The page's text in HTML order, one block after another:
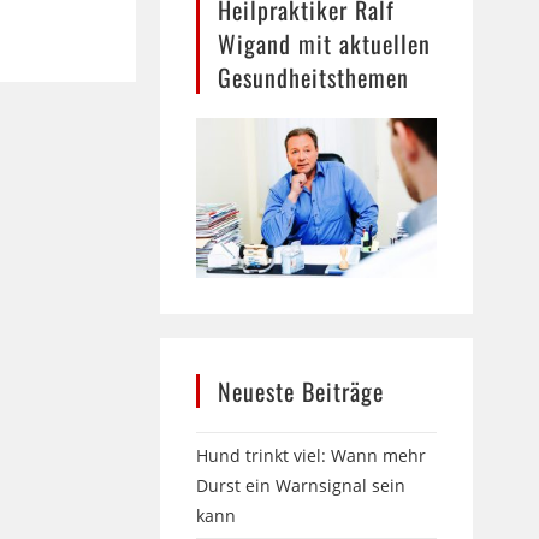
Heilpraktiker Ralf
Wigand mit aktuellen
Gesundheitsthemen
Neueste Beiträge
Hund trinkt viel: Wann mehr
Durst ein Warnsignal sein
kann